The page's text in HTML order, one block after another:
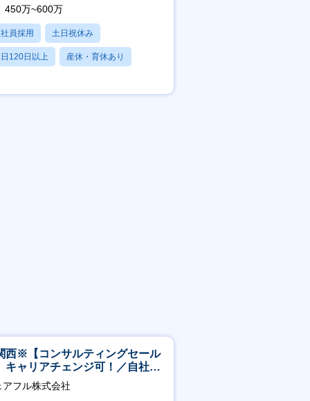
450万~600万
員採用 土日祝休み
120日以上 産休・育休あり
西※【コンサルティングセール
キャリアチェンジ可！／自社サ
ス『シェアフル』の営業
アフル株式会社